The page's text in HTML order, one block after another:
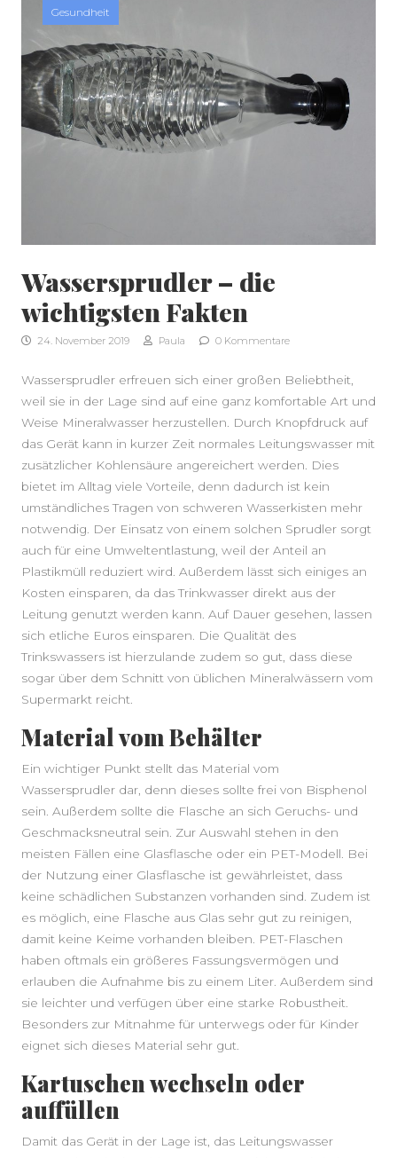
Gesundheit
Wassersprudler – die
wichtigsten Fakten
24. November 2019 Paula 0 Kommentare
Wassersprudler erfreuen sich einer großen Beliebtheit,
weil sie in der Lage sind auf eine ganz komfortable Art und
Weise Mineralwasser herzustellen. Durch Knopfdruck auf
das Gerät kann in kurzer Zeit normales Leitungswasser mit
zusätzlicher Kohlensäure angereichert werden. Dies
bietet im Alltag viele Vorteile, denn dadurch ist kein
umständliches Tragen von schweren Wasserkisten mehr
notwendig. Der Einsatz von einem solchen Sprudler sorgt
auch für eine Umweltentlastung, weil der Anteil an
Plastikmüll reduziert wird. Außerdem lässt sich einiges an
Kosten einsparen, da das Trinkwasser direkt aus der
Leitung genutzt werden kann. Auf Dauer gesehen, lassen
sich etliche Euros einsparen. Die Qualität des
Trinkswassers ist hierzulande zudem so gut, dass diese
sogar über dem Schnitt von üblichen Mineralwässern vom
Supermarkt reicht.
Material vom Behälter
Ein wichtiger Punkt stellt das Material vom
Wassersprudler dar, denn dieses sollte frei von Bisphenol
sein. Außerdem sollte die Flasche an sich Geruchs- und
Geschmacksneutral sein. Zur Auswahl stehen in den
meisten Fällen eine Glasflasche oder ein PET-Modell. Bei
der Nutzung einer Glasflasche ist gewährleistet, dass
keine schädlichen Substanzen vorhanden sind. Zudem ist
es möglich, eine Flasche aus Glas sehr gut zu reinigen,
damit keine Keime vorhanden bleiben. PET-Flaschen
haben oftmals ein größeres Fassungsvermögen und
erlauben die Aufnahme bis zu einem Liter. Außerdem sind
sie leichter und verfügen über eine starke Robustheit.
Besonders zur Mitnahme für unterwegs oder für Kinder
eignet sich dieses Material sehr gut.
Kartuschen wechseln oder
auffüllen
Damit das Gerät in der Lage ist, das Leitungswasser
SEITENLEISTE